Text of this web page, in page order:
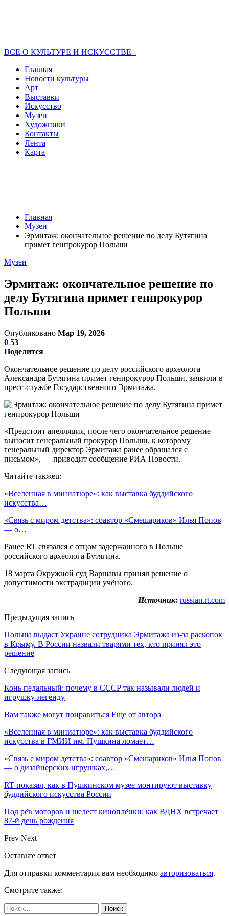
ВСЕ О КУЛЬТУРЕ И ИСКУССТВЕ -
Главная
Новости культуры
Арт
Выставки
Искусство
Музеи
Художники
Контакты
Лента
Карта
Главная
Музеи
Эрмитаж: окончательное решение по делу Бутягина
примет генпрокурор Польши
Музеи
Эрмитаж: окончательное решение по
делу Бутягина примет генпрокурор
Польши
Опубликовано Мар 19, 2026
0 53
Поделится
Окончательное решение по делу российского археолога
Александра Бутягина примет генпрокурор Польши, заявили в
пресс-службе Государственного Эрмитажа.
«Предстоит апелляция, после чего окончательное решение
выносит генеральный прокурор Польши, к которому
генеральный директор Эрмитажа ранее обращался с
письмом», — приводит сообщение РИА Новости.
Читайте такжеu:
«Вселенная в миниатюре»: как выставка буддийского
искусства…
«Связь с миром детства»: соавтор «Смешариков» Илья Попов
— о…
Ранее RT связался с отцом задержанного в Польше
российского археолога Бутягина.
18 марта Окружной суд Варшавы принял решение о
допустимости экстрадиции учёного.
Источник: russian.rt.com
Предыдущая запись
Польша выдаст Украине сотрудника Эрмитажа из-за раскопок
в Крыму. В России назвали тварями тех, кто принял это
решение
Следующая запись
Конь педальный: почему в СССР так называли людей и
игрушку-легенду
Вам также могут понравиться Еще от автора
«Вселенная в миниатюре»: как выставка буддийского
искусства в ГМИИ им. Пушкина ломает…
«Связь с миром детства»: соавтор «Смешариков» Илья Попов
— о дизайнерских игрушках,…
RT показал, как в Пушкинском музее монтируют выставку
буддийского искусства России
Под рёв моторов и шелест киноплёнки: как ВДНХ встречает
87-й день рождения
Prev Next
Оставьте ответ
Для отправки комментария вам необходимо авторизоваться.
Смотрите также: